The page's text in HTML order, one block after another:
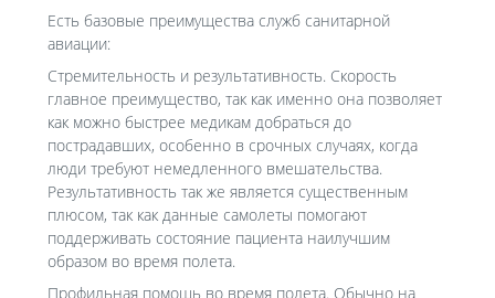
Есть базовые преимущества служб санитарной
авиации:
Стремительность и результативность. Скорость
главное преимущество, так как именно она позволяет
как можно быстрее медикам добраться до
пострадавших, особенно в срочных случаях, когда
люди требуют немедленного вмешательства.
Результативность так же является существенным
плюсом, так как данные самолеты помогают
поддерживать состояние пациента наилучшим
образом во время полета.
Профильная помощь во время полета. Обычно на